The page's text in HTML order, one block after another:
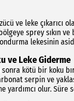
ve leke
sprey sıkın
lekesinin
ve Leke Giderme
kötü bir koku
serpin ve
yardımcı olur.